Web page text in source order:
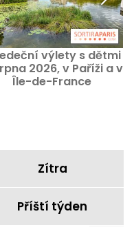
výlety s dětmi
2026, v Paříži a v
Île-de-France
Zítra
Příští týden